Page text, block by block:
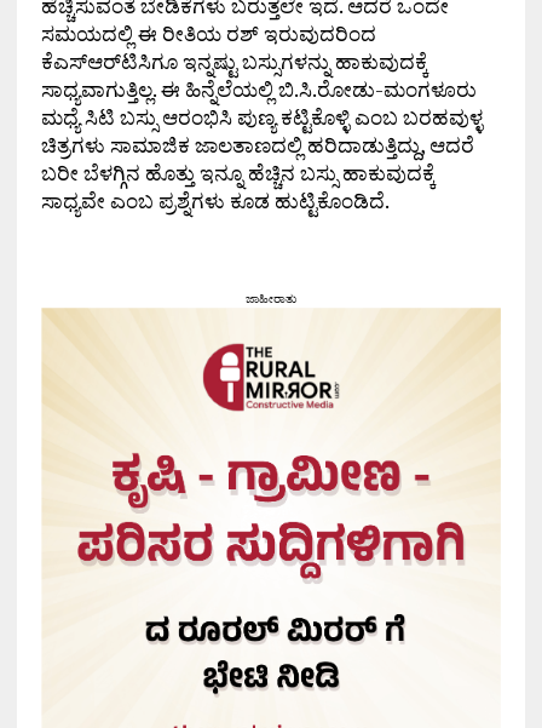
ಹೆಚ್ಚಿಸುವಂತೆ ಬೇಡಿಕೆಗಳು ಬರುತ್ತಲೇ ಇದೆ. ಆದರೆ ಒಂದೇ
ಸಮಯದಲ್ಲಿ ಈ ರೀತಿಯ ರಶ್ ಇರುವುದರಿಂದ
ಕೆಎಸ್‌ಆರ್‌ಟಿಸಿಗೂ ಇನ್ನಷ್ಟು ಬಸ್ಸುಗಳನ್ನು ಹಾಕುವುದಕ್ಕೆ
ಸಾಧ್ಯವಾಗುತ್ತಿಲ್ಲ. ಈ ಹಿನ್ನೆಲೆಯಲ್ಲಿ ಬಿ.ಸಿ.ರೋಡು-ಮಂಗಳೂರು
ಮಧ್ಯೆ ಸಿಟಿ ಬಸ್ಸು ಆರಂಭಿಸಿ ಪುಣ್ಯ ಕಟ್ಟಿಕೊಳ್ಳಿ ಎಂಬ ಬರಹವುಳ್ಳ
ಚಿತ್ರಗಳು ಸಾಮಾಜಿಕ ಜಾಲತಾಣದಲ್ಲಿ ಹರಿದಾಡುತ್ತಿದ್ದು, ಆದರೆ
ಬರೀ ಬೆಳಗ್ಗಿನ ಹೊತ್ತು ಇನ್ನೂ ಹೆಚ್ಚಿನ ಬಸ್ಸು ಹಾಕುವುದಕ್ಕೆ
ಸಾಧ್ಯವೇ ಎಂಬ ಪ್ರಶ್ನೆಗಳು ಕೂಡ ಹುಟ್ಟಿಕೊಂಡಿದೆ.
ಜಾಹೀರಾತು